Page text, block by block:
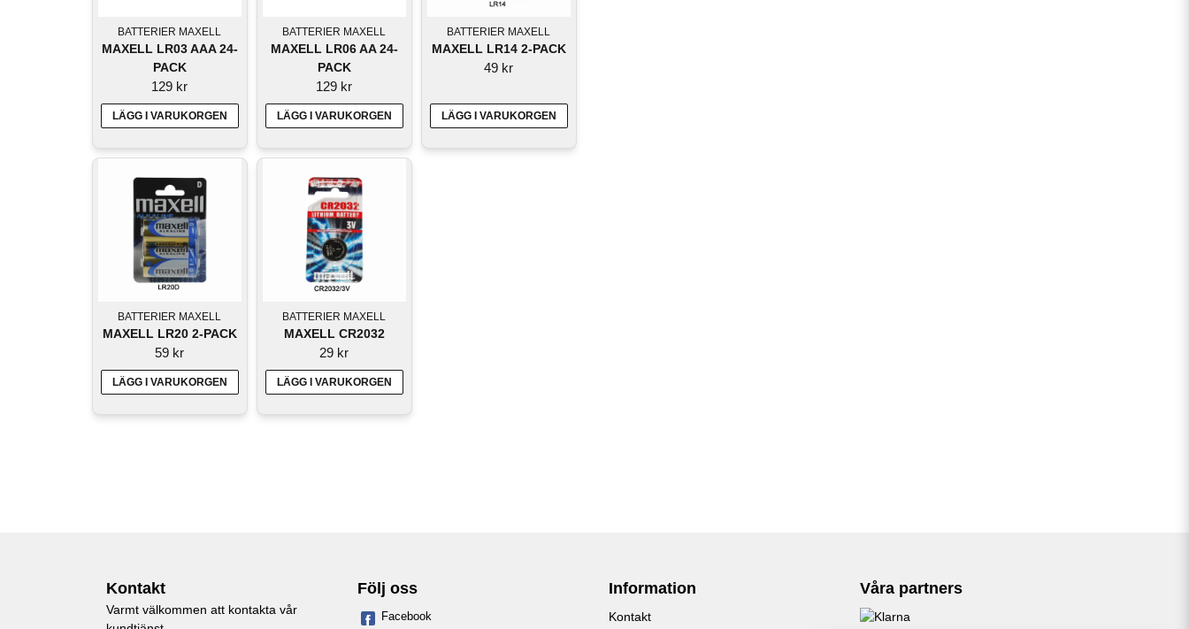
BATTERIER MAXELL
MAXELL LR03 AAA 24-
PACK
129 kr
LÄGG I VARUKORGEN
BATTERIER MAXELL
MAXELL LR06 AA 24-
PACK
129 kr
LÄGG I VARUKORGEN
BATTERIER MAXELL
MAXELL LR14 2-PACK
49 kr
LÄGG I VARUKORGEN
BATTERIER MAXELL
MAXELL LR20 2-PACK
59 kr
LÄGG I VARUKORGEN
BATTERIER MAXELL
MAXELL CR2032
29 kr
LÄGG I VARUKORGEN
Kontakt
Varmt välkommen att kontakta vår
Följ oss
Facebook
Information
Kontakt
Våra partners